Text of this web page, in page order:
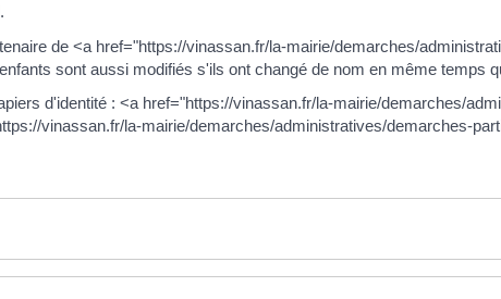
de <a href="https://vinassan.fr/la-mairie/demarches/
sont aussi modifiés s'ils ont changé de nom en même temps
d'identité : <a href="https://vinassan.fr/la-mairie/demarches/
vinassan.fr/la-mairie/demarches/administratives/demarches-